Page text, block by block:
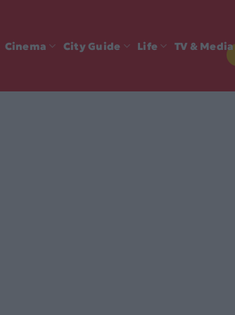
Cinema City Guide Life TV & Media